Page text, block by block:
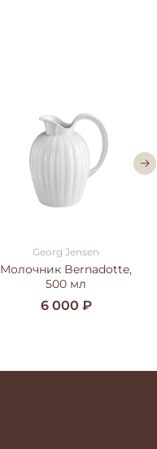
Georg Jensen
Молочник Bernadotte,
500 мл
6 000 ₽